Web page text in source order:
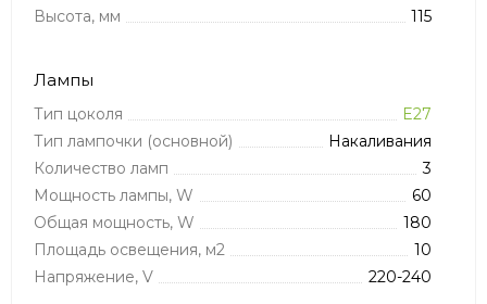
Высота, мм
115
Лампы
Тип цоколя
E27
Тип лампочки (основной)
Накаливания
Количество ламп
3
Мощность лампы, W
60
Общая мощность, W
180
Площадь освещения, м2
10
Напряжение, V
220-240